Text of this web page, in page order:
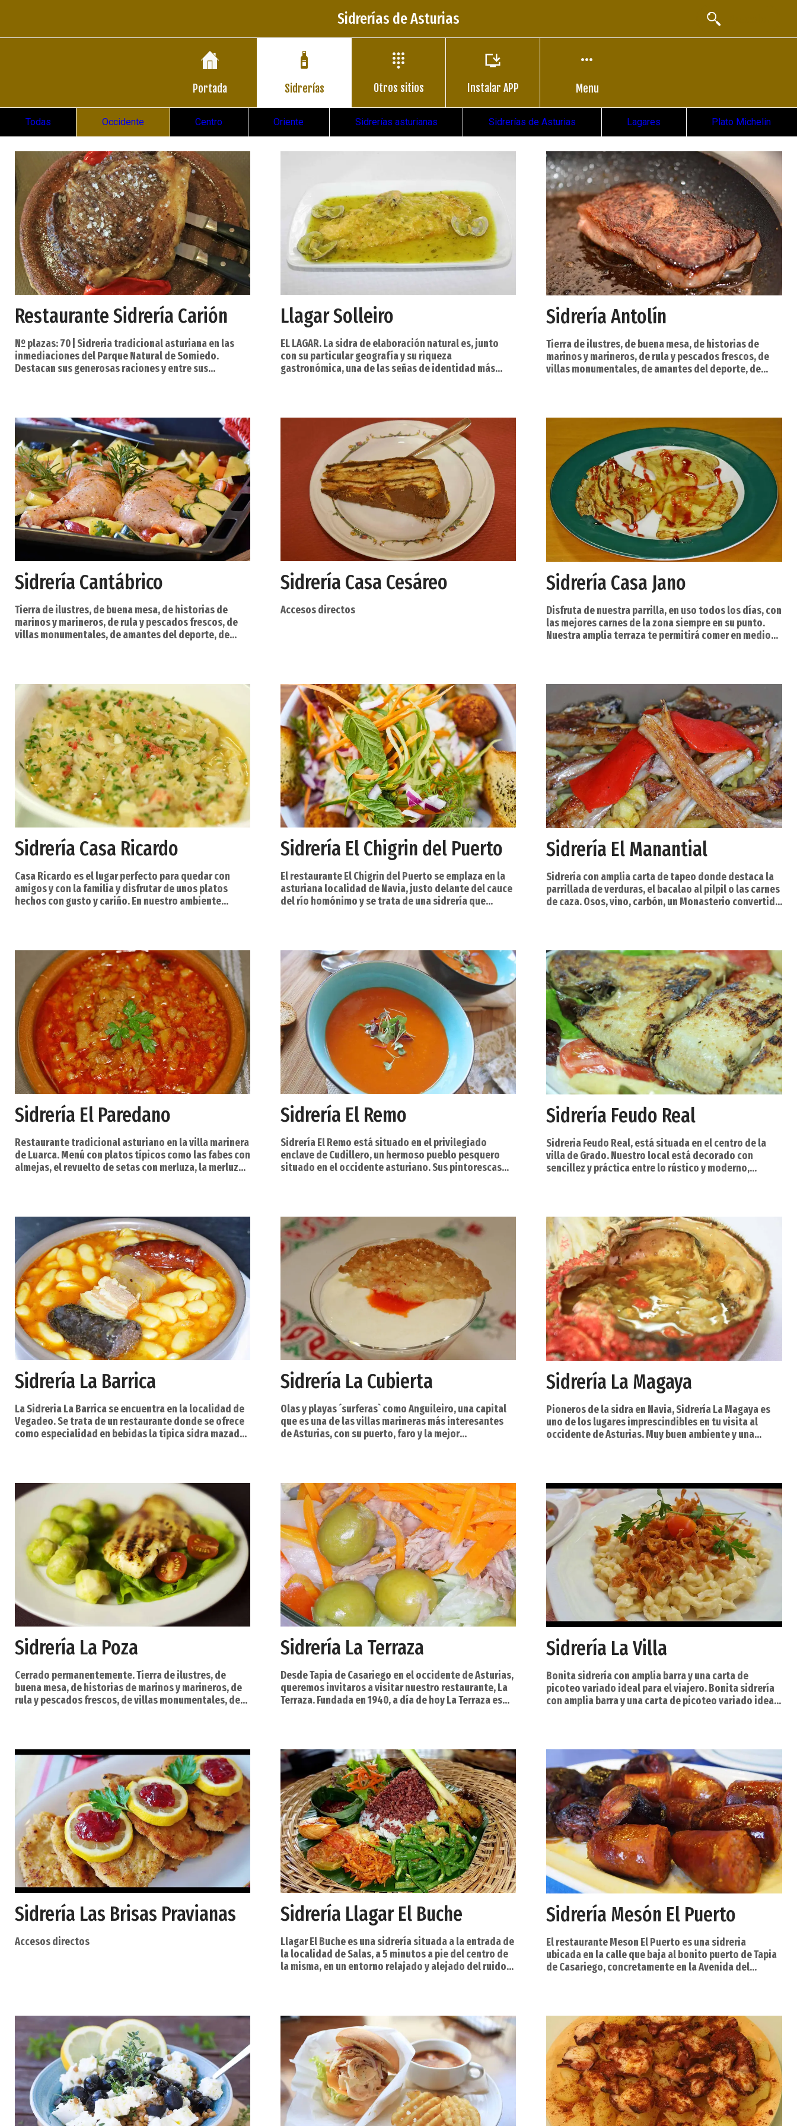
Sidrerías de Asturias
Portada Sidrerías Otros sitios Instalar APP Menu
Todas Occidente Centro Oriente Sidrerías asturianas Sidrerías de Asturias Lagares Plato Michelin
Restaurante Sidrería Carión
Nº plazas: 70 | Sidreria tradicional asturiana en las
inmediaciones del Parque Natural de Somiedo.
Destacan sus generosas raciones y entre sus
la zona, destacamos el pote de berzas, la fabada, el
cabritu, las carnes roxas de la zona, gulas y
langostinos, etc. Nos encontramos a la entrada de
Pola de Somied
Llagar Solleiro
EL LAGAR. La sidra de elaboración natural es, junto
con su particular geografía y su riqueza
gastronómica, una de las señas de identidad más
las prensas y bodegas utilizadas para la fabricación
de la sidra. En la Sidrería Solleiro contamos con una
plantación propia de cinco hectáreas, en
Sidrería Antolín
Tierra de ilustres, de buena mesa, de historias de
marinos y marineros, de rula y pescados frescos, de
villas monumentales, de amantes del deporte, de
municipio, la villa de Navia, un apacible lugar en el que
se come estupendamente, y donde se pueden
practicar todo tipo de deportes náuti
Sidrería Cantábrico
Tierra de ilustres, de buena mesa, de historias de
marinos y marineros, de rula y pescados frescos, de
villas monumentales, de amantes del deporte, de
municipio, la villa de Navia, un apacible lugar en el que
se come estupendamente, y donde se pueden
practicar todo tipo de deportes náuti
Sidrería Casa Cesáreo
Accesos directos
Sidrería Casa Jano
Disfruta de nuestra parrilla, en uso todos los días, con
las mejores carnes de la zona siempre en su punto.
Nuestra amplia terraza te permitirá comer en medio
Cada mes sorteamos entre nuestros suscriptores un
menú especial para 2 personas con entarnte, arroz con
bugre y postre. En Casa Jano llevamos más d
Sidrería Casa Ricardo
Casa Ricardo es el lugar perfecto para quedar con
amigos y con la familia y disfrutar de unos platos
hechos con gusto y cariño. En nuestro ambiente
es el lugar ideal para probar unos escalopines o uno
menudo preparados a la perfección. Solo tiene que
llamarnos para reservar una mesa. Lo más imp
Sidrería El Chigrin del Puerto
El restaurante El Chigrin del Puerto se emplaza en la
asturiana localidad de Navia, justo delante del cauce
del río homónimo y se trata de una sidrería que
del restaurante El Chigrin del Puerto. Acompañado de
sidra o un buen albariño, podrás deleitarte con
pescados frescos diarios directos
Sidrería El Manantial
Sidrería con amplia carta de tapeo donde destaca la
parrillada de verduras, el bacalao al pilpil o las carnes
de caza. Osos, vino, carbón, un Monasterio convertido
grandes de España. Así es Cangas del Narcea. El mayor
concejo de Asturias es también uno de los que posee
una naturaleza más pródi
Sidrería El Paredano
Restaurante tradicional asturiano en la villa marinera
de Luarca. Menú con platos típicos como las fabes con
almejas, el revuelto de setas con merluza, la merluza
acondicionado Wifi Admite tarjetas de crédito Cocina
tradicional clásica Transporte público 500 m. Mar, Río
y Montaña, conforman
Sidrería El Remo
Sidrería El Remo está situado en el privilegiado
enclave de Cudillero, un hermoso pueblo pesquero
situado en el occidente asturiano. Sus pintorescas
como exteriores, formadas por la sidrería en el piso
inferior, el comedor acristalado del piso superior con
impresionantes vistas al puerto y la montaña
Sidrería Feudo Real
Sidreria Feudo Real, está situada en el centro de la
villa de Grado. Nuestro local está decorado con
sencillez y práctica entre lo rústico y moderno,
bebida mas tradicional de Asturias… la sidra.
Asómese a nuestras instalaciones y descubrirá
nuestra filosofía y sobre todo nuestra oferta
gastronómica. Le ani
Sidrería La Barrica
La Sidreria La Barrica se encuentra en la localidad de
Vegadeo. Se trata de un restaurante donde se ofrece
como especialidad en bebidas la típica sidra mazada
barro (plato compuesto de zorza, patatas fritas y
huevo frito roto cubriendo estos ingredientes) y toda
clase de carnes a la parrilla. Ofrecen
Sidrería La Cubierta
Olas y playas ´surferas` como Anguileiro, una capital
que es una de las villas marineras más interesantes
de Asturias, con su puerto, faro y la mejor
de su intenso paisaje. Es Tapia de Casariego,
municipio de costa en el occidente de Asturias,
famoso por la calidad y belleza de sus playas —
Serantes
Sidrería La Magaya
Pioneros de la sidra en Navia, Sidrería La Magaya es
uno de los lugares imprescindibles en tu visita al
occidente de Asturias. Muy buen ambiente y una
divertidos para evitar la rutina a nuestros clientes.
Para degustar un culín de sidra y sentir el ambiente
cálido y acogedor de la villa naviega. Tanto en l
Sidrería La Poza
Cerrado permanentemente. Tierra de ilustres, de
buena mesa, de historias de marinos y marineros, de
rula y pescados frescos, de villas monumentales, de
poderosa ría en la capital del municipio, la villa de
Navia, un apacible lugar en el que se come
estupendamente, y donde se pueden practicar to
Sidrería La Terraza
Desde Tapia de Casariego en el occidente de Asturias,
queremos invitaros a visitar nuestro restaurante, La
Terraza. Fundada en 1940, a día de hoy La Terraza es
tapas, es la terraza-comedor y su emblema, la
higuera. Originalmente la terraza era abierta, pero
para adaptarnos a unos nuevos tiempos
Sidrería La Villa
Bonita sidrería con amplia barra y una carta de
picoteo variado ideal para el viajero. Bonita sidrería
con amplia barra y una carta de picoteo variado ideal
y caza en temporada. Ambiente agradable y buen
servicio. . Especialidades: Pescados y mariscos del
Cantábrico. Servicios: Calefacción Aire a
Sidrería Las Brisas Pravianas
Accesos directos
Sidrería Llagar El Buche
Llagar El Buche es una sidrería situada a la entrada de
la localidad de Salas, a 5 minutos a pie del centro de
la misma, en un entorno relajado y alejado del ruido
familiares, (bautizos, comuniones, cumpleaños), y
sociales, ( comidas de empresa, espichas, etc.).
Disponemos también de un amplio y cómodo apa
Sidrería Mesón El Puerto
El restaurante Meson El Puerto es una sidreria
ubicada en la calle que baja al bonito puerto de Tapia
de Casariego, concretamente en la Avenida del
disponemos de parrilla. Olas y playas ´surferas` como
Anguileiro, una capital que es una de las villas
marineras más interesantes de Asturias, con su puer